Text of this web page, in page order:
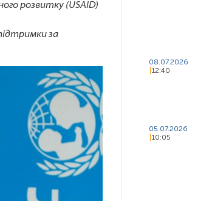
розвитку (USAID)
за
08.07.2026
12:40
05.07.2026
10:05